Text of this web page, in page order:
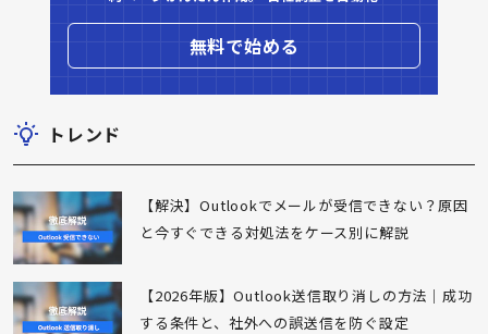
無料で始める
トレンド
【解決】Outlookでメールが受信できない？原因
と今すぐできる対処法をケース別に解説
【2026年版】Outlook送信取り消しの方法｜成功
する条件と、社外への誤送信を防ぐ設定